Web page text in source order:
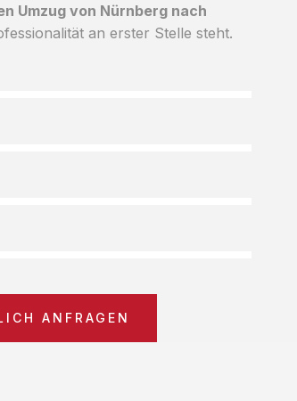
Umzug von Nürnberg nach
an erster Stelle steht.
ANFRAGEN